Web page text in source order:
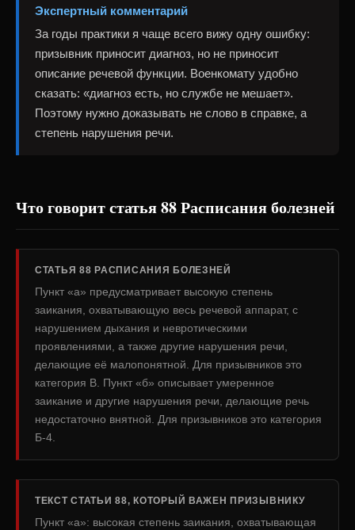
Экспертный комментарий
За годы практики я чаще всего вижу одну ошибку:
призывник приносит диагноз, но не приносит
описание речевой функции. Военкомату удобно
сказать: «диагноз есть, но службе не мешает».
Поэтому нужно доказывать не слово в справке, а
степень нарушения речи.
Что говорит статья 88 Расписания болезней
СТАТЬЯ 88 РАСПИСАНИЯ БОЛЕЗНЕЙ
Пункт «а» предусматривает высокую степень
заикания, охватывающую весь речевой аппарат, с
нарушением дыхания и невротическими
проявлениями, а также другие нарушения речи,
делающие её малопонятной. Для призывников это
категория В. Пункт «б» описывает умеренное
заикание и другие нарушения речи, делающие речь
недостаточно внятной. Для призывников это категория
Б-4.
ТЕКСТ СТАТЬИ 88, КОТОРЫЙ ВАЖЕН ПРИЗЫВНИКУ
Пункт «а»: высокая степень заикания, охватывающая